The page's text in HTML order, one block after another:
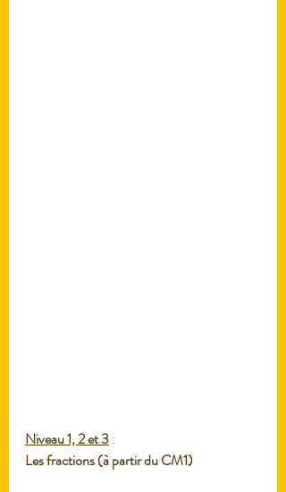
Niveau 1, 2 et 3 :
Les fractions (à partir du CM1)